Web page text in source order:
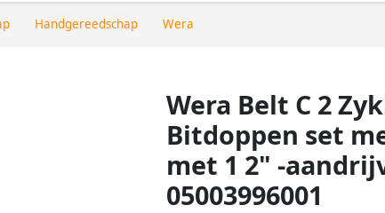
Handgereedschap Wera
Wera Belt C 2
Bitdoppen set
met 1 2" -
05003996001